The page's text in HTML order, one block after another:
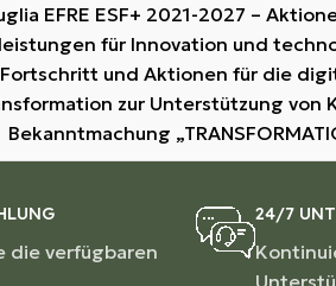
EFRE ESF+ 2021-2027 –
für Innovation und
Fortschritt und Aktionen für die
zur Unterstützung von
Bekanntmachung
die verfügbaren
24/7